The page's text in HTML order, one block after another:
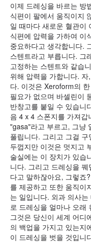
이제 드레싱을 바르는 방
식편이 팔에서 움직이지
일 때마다 새로운 혈관이
식편에 압력을 가하여 이
중요하다고 생각합니다.
스텐트라고 부릅니다. 그
고정하는 스텐트와 같습
위해 압력을 가합니다.
다. 이것은 Xeroform의
필요가 없으며 바셀린이
반창고를 붙일 수 있습니
음 4 x 4 스폰지를 가져
"gasa"라고 부르고, 그냥
풀립니다. 그리고 그걸
두껍지만 이것은 멋지고
술실에는 이 장치가 있습
니다. 그리고 드레싱을
다고 말하잖아요, 그렇죠
를 제공하고 또한 움직이
는 일입니다. 외과 의사
로 드레싱을 얼마나 오래
그것은 당신이 세계 어디
의 백업을 가지고 있는지
이 드레싱을 벗을 것입니